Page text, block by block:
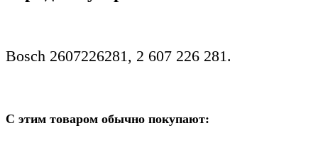
Bosch 2607226281, 2 607 226 281.
С этим товаром обычно покупают: